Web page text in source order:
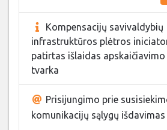
Kompensacijų savivaldybių
infrastruktūros plėtros
patirtas išlaidas
tvarka
Prisijungimo prie
komunikacijų sąlygų išdavimas